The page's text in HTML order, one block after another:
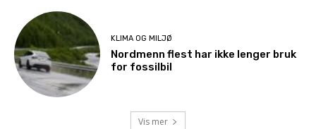
KLIMA OG MILJØ
Nordmenn flest har ikke lenger bruk
for fossilbil
Vis mer